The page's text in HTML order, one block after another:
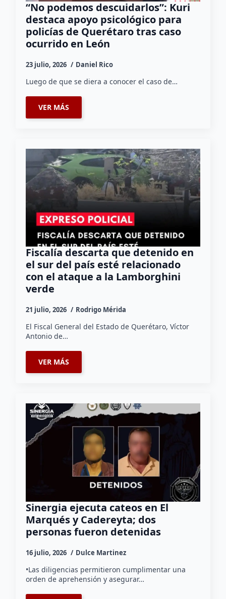
“No podemos descuidarlos”: Kuri
destaca apoyo psicológico para
policías de Querétaro tras caso
ocurrido en León
23 julio, 2026 Daniel Rico
Luego de que se diera a conocer el caso de…
VER MÁS
Fiscalía descarta que detenido en
el sur del país esté relacionado
con el ataque a la Lamborghini
verde
21 julio, 2026 Rodrigo Mérida
El Fiscal General del Estado de Querétaro, Víctor
Antonio de…
VER MÁS
Sinergia ejecuta cateos en El
Marqués y Cadereyta; dos
personas fueron detenidas
16 julio, 2026 Dulce Martinez
•Las diligencias permitieron cumplimentar una
orden de aprehensión y asegurar…